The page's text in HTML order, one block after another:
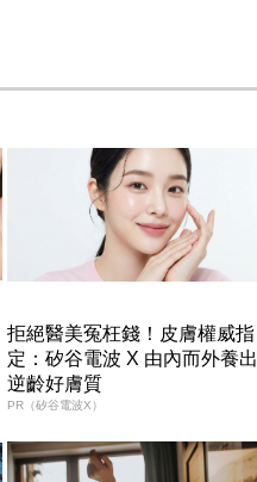
拒絕醫美冤枉錢！皮膚權威指
定：矽谷電波 X 由內而外養出
逆齡好膚質
PR（矽谷電波X）